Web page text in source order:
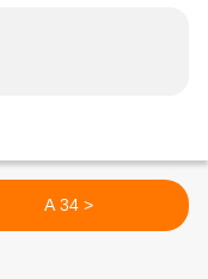
A 34 >